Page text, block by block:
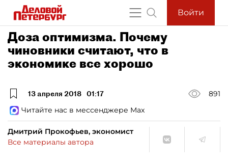
Войти
Доза оптимизма. Почему
чиновники считают, что в
экономике все хорошо
13 апреля 2018 01:17
891
Читайте нас в мессенджере Max
Дмитрий Прокофьев, экономист
Все материалы автора